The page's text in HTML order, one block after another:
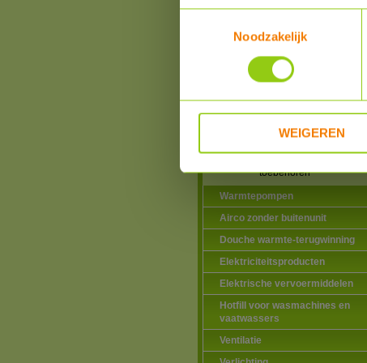
Noodzakelijk
WEIGEREN
Glycol, solar vloeistof en
Expansievaten en
toebehoren
Hoge Temperatuur buis-
isolatie
Inlaatcombinaties,
toebehoren
Warmtepompen
Airco zonder buitenunit
Douche warmte-terugwinning
Elektriciteitsproducten
Elektrische vervoermiddelen
Hotfill voor wasmachines en
vaatwassers
Ventilatie